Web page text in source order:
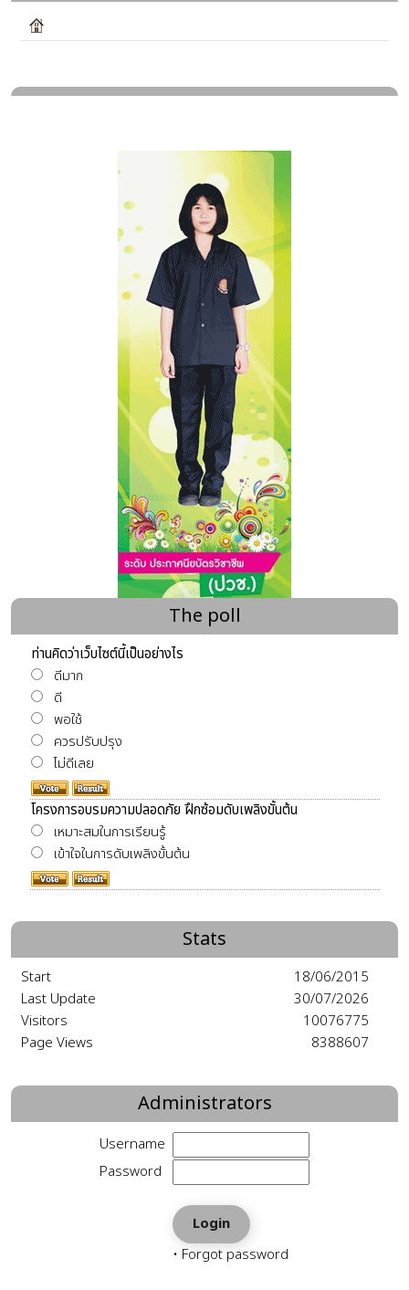
The poll
ท่านคิดว่าเว็บไซต์นี้เป็นอย่างไร
ดีมาก
ดี
พอใช้
ควรปรับปรุง
ไม่ดีเลย
โครงการอบรมความปลอดภัย ฝึกซ้อมดับเพลิงขั้นต้น
เหมาะสมในการเรียนรู้
เข้าใจในการดับเพลิงขั้นต้น
Last Update
30/07/2026
Visitors
10076775
Page Views
8388607
Username
Password
• Forgot password